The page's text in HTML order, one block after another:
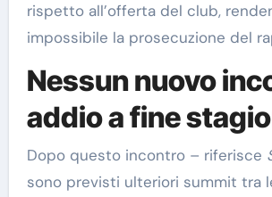
rispetto all’offerta del club,
impossibile la prosecuzione del
Nessun nuovo
addio a fine
Dopo questo incontro – riferisce
sono previsti ulteriori summit tra